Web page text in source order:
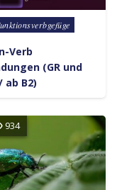
Verb
(GR und
ab B2)
934